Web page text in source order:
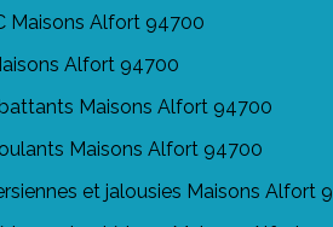
Maisons Alfort 94700
Alfort 94700
Maisons Alfort 94700
Maisons Alfort 94700
et jalousies Maisons Alfort